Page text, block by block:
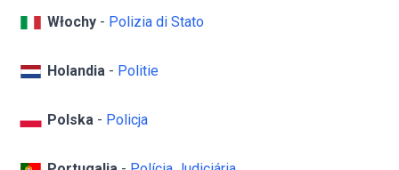
Włochy - Polizia di Stato
Holandia - Politie
Polska - Policja